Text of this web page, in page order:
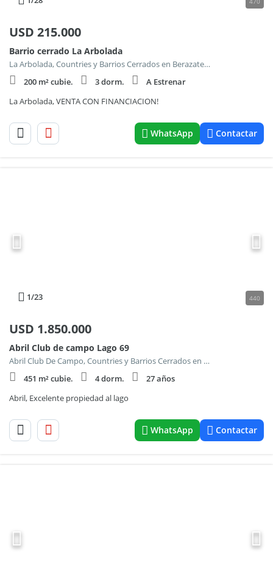
USD 215.000
Barrio cerrado La Arbolada
La Arbolada, Countries y Barrios Cerrados en Berazategui
200 m² cubie.
3 dorm.
A Estrenar
La Arbolada, VENTA CON FINANCIACION!
WhatsApp Contactar
1/23 440
USD 1.850.000
Abril Club de campo Lago 69
Abril Club De Campo, Countries y Barrios Cerrados en Berazategui
451 m² cubie.
4 dorm.
27 años
Abril, Excelente propiedad al lago
WhatsApp Contactar